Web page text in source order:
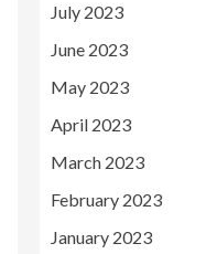
July 2023
June 2023
May 2023
April 2023
March 2023
February 2023
January 2023